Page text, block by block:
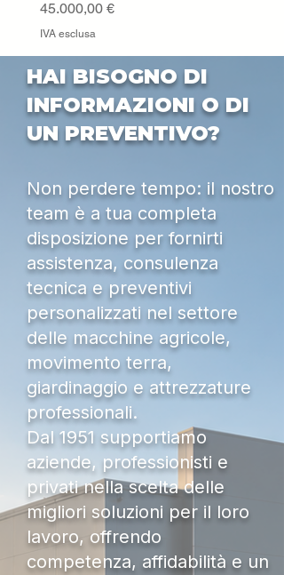
Prezzo
45.000,00 €
IVA esclusa
HAI BISOGNO DI
INFORMAZIONI O DI
UN PREVENTIVO?
Non perdere tempo: il nostro
team è a tua completa
disposizione per fornirti
assistenza, consulenza
tecnica e preventivi
personalizzati nel settore
delle macchine agricole,
movimento terra,
giardinaggio e attrezzature
professionali.
Dal 1951 supportiamo
aziende, professionisti e
privati nella scelta delle
migliori soluzioni per il loro
lavoro, offrendo
competenza, affidabilità e un